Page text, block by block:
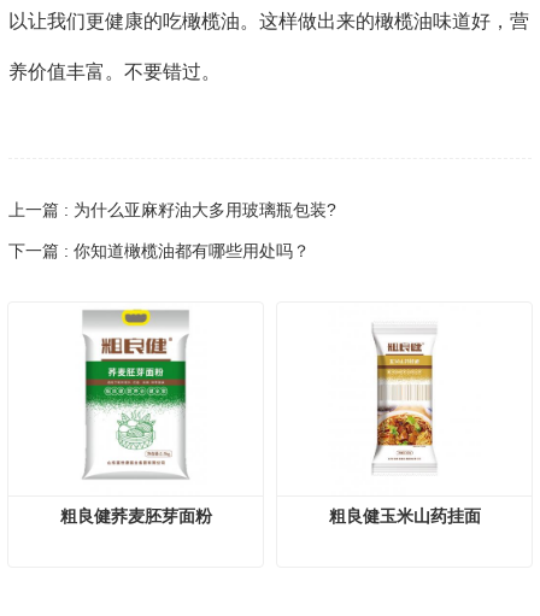
以让我们更健康的吃橄榄油。这样做出来的橄榄油味道好，营
养价值丰富。不要错过。
上一篇 : 为什么亚麻籽油大多用玻璃瓶包装?
下一篇 : 你知道橄榄油都有哪些用处吗？
粗良健荞麦胚芽面粉 粗良健玉米山药挂面